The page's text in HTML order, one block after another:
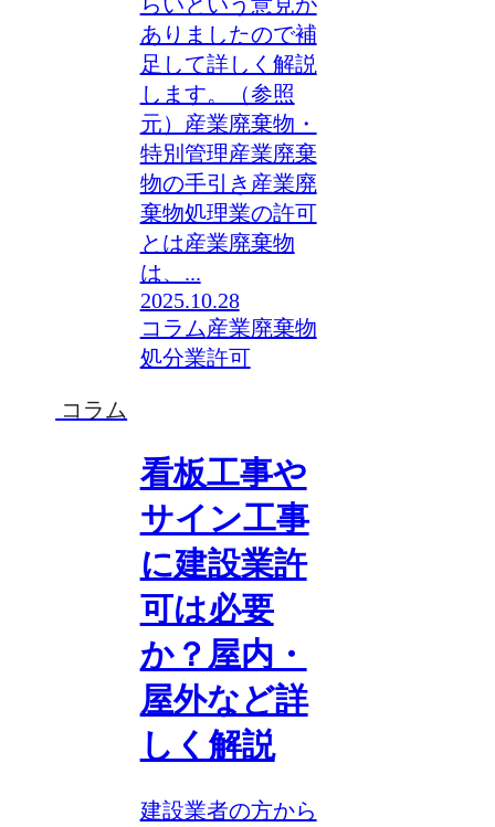
ありましたので補
足して詳しく解説
します。（参照
元）産業廃棄物・
特別管理産業廃棄
物の手引き産業廃
棄物処理業の許可
とは産業廃棄物
は、...
2025.10.28
コラム産業廃棄物
処分業許可
コラム
看板工事や
サイン工事
に建設業許
可は必要
か？屋内・
屋外など詳
しく解説
建設業者の方から